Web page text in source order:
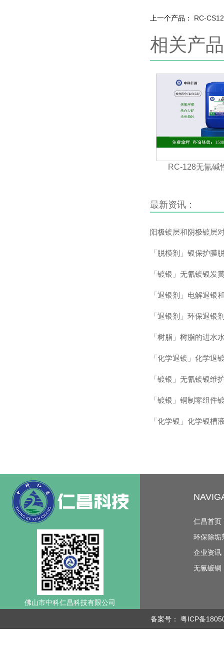
上一个产品： RC-
相关产
RC-128无氰碱
最新资讯：
阳极镀层和阴极镀层
「脱模剂」银保护膜
「镀银」无氰镀银发
「退银剂」电解退银
「退银剂」环保退银
「树脂」树脂的进水
「化学退镀」化学退
「镀银」无氰镀银维
「镀银」铜制零组件
「化学银」化学银槽
佛山市中科仁昌科技有限公司
仁昌首页
环保除垢
企业资讯
无氰镀铜
备案号： 粤ICP备